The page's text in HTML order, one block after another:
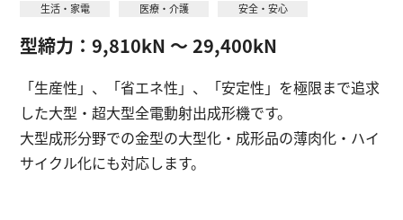
生活・家電
医療・介護 安全・安心
型締力：9,810kN ～ 29,400kN
「生産性」、「省エネ性」、「安定性」を極限まで追求
した大型・超大型全電動射出成形機です。
大型成形分野での金型の大型化・成形品の薄肉化・ハイ
サイクル化にも対応します。